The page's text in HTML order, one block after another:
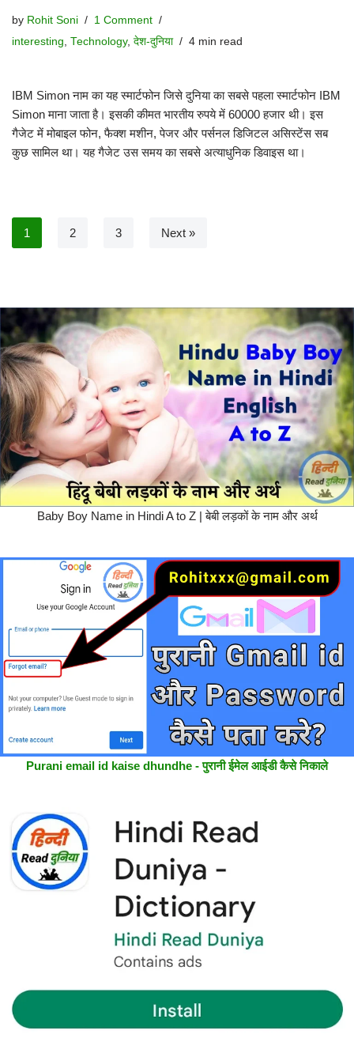
by Rohit Soni
1 Comment
interesting, Technology, देश-दुनिया 4 min read
IBM Simon नाम का यह स्मार्टफोन जिसे दुनिया का सबसे पहला स्मार्टफोन IBM
Simon माना जाता है। इसकी कीमत भारतीय रुपये में 60000 हजार थी। इस
गैजेट में मोबाइल फोन, फैक्श मशीन, पेजर और पर्सनल डिजिटल असिस्टेंस सब
कुछ सामिल था। यह गैजेट उस समय का सबसे अत्याधुनिक डिवाइस था।
1 2 3 Next »
Baby Boy Name in Hindi A to Z | बेबी लड़कों के नाम और अर्थ
Purani email id kaise dhundhe - पुरानी ईमेल आईडी कैसे निकाले